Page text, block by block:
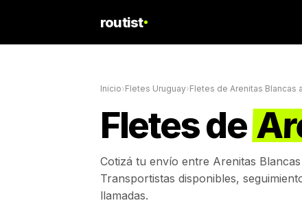
routist
Inicio›Fletes Uruguay›Fletes de Arenitas Blancas a
Fletes de
Cotizá tu envío entre Arenitas Blancas
Transportistas disponibles,
llamadas.